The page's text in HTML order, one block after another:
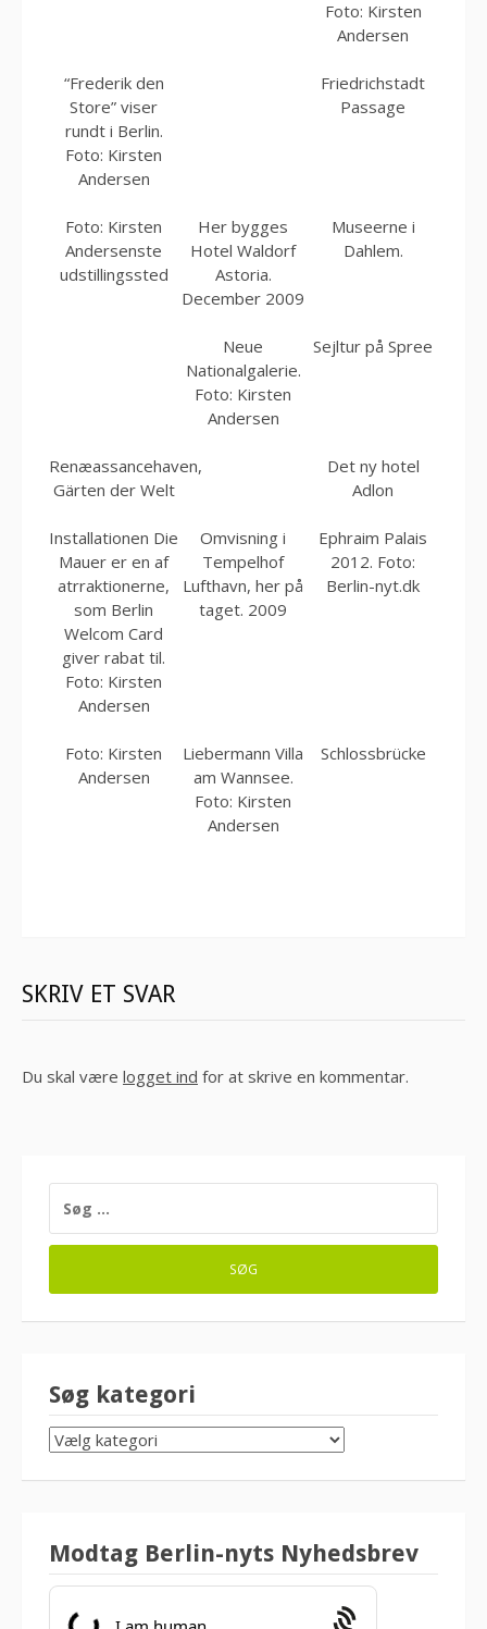
Foto: Kirsten
Andersen
“Frederik den
Store” viser
rundt i Berlin.
Foto: Kirsten
Andersen
Friedrichstadt
Passage
Foto: Kirsten
Andersenste
udstillingssted
Her bygges
Hotel Waldorf
Astoria.
December 2009
Museerne i
Dahlem.
Neue
Nationalgalerie.
Foto: Kirsten
Andersen
Sejltur på Spree
Renæassancehaven,
Gärten der Welt
Det ny hotel
Adlon
Installationen Die
Mauer er en af
atrraktionerne,
som Berlin
Welcom Card
giver rabat til.
Foto: Kirsten
Andersen
Omvisning i
Tempelhof
Lufthavn, her på
taget. 2009
Ephraim Palais
2012. Foto:
Berlin-nyt.dk
Foto: Kirsten
Andersen
Liebermann Villa
am Wannsee.
Foto: Kirsten
Andersen
Schlossbrücke
SKRIV ET SVAR
Du skal være logget ind for at skrive en kommentar.
EFTER:
Søg kategori
SØG
KATEGORI
Modtag Berlin-nyts Nyhedsbrev